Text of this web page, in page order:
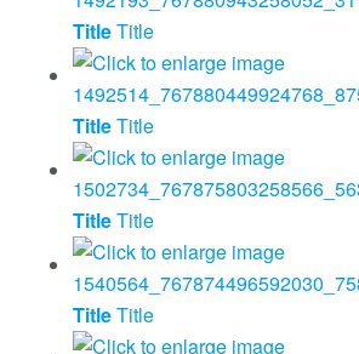
TitleTitle
TitleTitle
TitleTitle
TitleTitle